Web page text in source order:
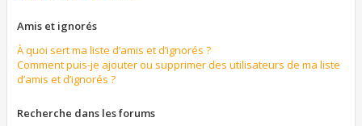
Amis et ignorés
À quoi sert ma liste d’amis et d’ignorés ?
Comment puis-je ajouter ou supprimer des utilisateurs de ma liste
d’amis et d’ignorés ?
Recherche dans les forums